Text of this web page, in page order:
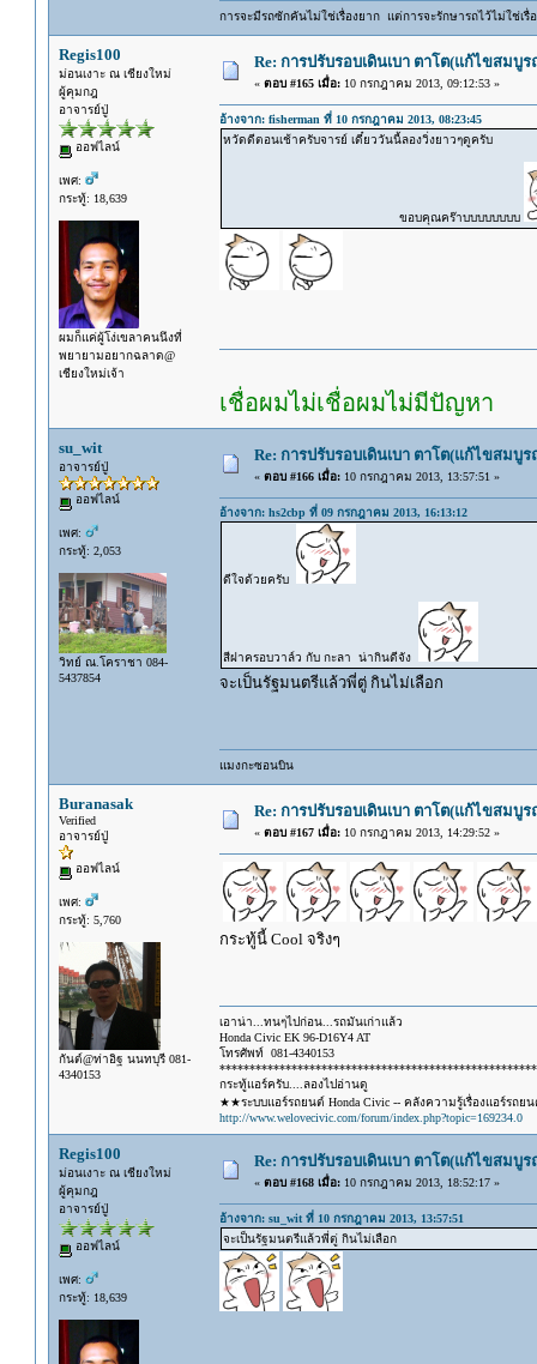
การจะมีรถซักคันไม่ใช่เรื่องยาก แต่การจะรักษารถไว้ไม่ใช่เรื่
Regis100
ม่อนเงาะ ณ เชียงใหม่
ผู้คุมกฎ
อาจารย์ปู่
ออฟไลน์
เพศ:
กระทู้: 18,639
ผมก็แค่ผู้โง่เขลาคนนึงที่
พยายามอยากฉลาด@
เชียงใหม่เจ้า
Re: การปรับรอบเดินเบา ตาโต(แก้ไขสมบู
« ตอบ #165 เมื่อ:10 กรกฎาคม 2013, 09:12:53 »
อ้างจาก: fisherman ที่ 10 กรกฎาคม 2013, 08:23:45
หวัดดีตอนเช้าครับจารย์ เดี๋ยววันนี้ลองวิ่งยาวๆดูครับ
ขอบคุณคร๊าบบบบบบบบ
เชื่อผมไม่เชื่อผมไม่มีปัญหา
su_wit
อาจารย์ปู่
ออฟไลน์
เพศ:
กระทู้: 2,053
วิทย์ ณ.โคราชา 084-
5437854
Re: การปรับรอบเดินเบา ตาโต(แก้ไขสมบู
« ตอบ #166 เมื่อ:10 กรกฎาคม 2013, 13:57:51 »
อ้างจาก: hs2cbp ที่ 09 กรกฎาคม 2013, 16:13:12
ดีใจด้วยครับ
สีฝาครอบวาล์ว กับ กะลา น่ากินดีจัง
จะเป็นรัฐมนตรีแล้วพี่ตู่ กินไม่เลือก
แมงกะซอนบิน
Buranasak
Verified
อาจารย์ปู่
ออฟไลน์
เพศ:
กระทู้: 5,760
กันต์@ท่าอิฐ นนทบุรี 081-
4340153
Re: การปรับรอบเดินเบา ตาโต(แก้ไขสมบู
« ตอบ #167 เมื่อ:10 กรกฎาคม 2013, 14:29:52 »
กระทู้นี้ Cool จริงๆ
เอาน่า...ทนๆไปก่อน...รถมันเก่าแล้ว
Honda Civic EK 96-D16Y4 AT
โทรศัพท์ 081-4340153
กระทู้แอร์ครับ....ลองไปอ่านดู
★★ระบบแอร์รถยนต์ Honda Civic -- คลังความรู้เรื่องแอร์รถย
http://www.welovecivic.com/forum/index.php?topic=169234.0
Regis100
ม่อนเงาะ ณ เชียงใหม่
ผู้คุมกฎ
อาจารย์ปู่
ออฟไลน์
เพศ:
กระทู้: 18,639
Re: การปรับรอบเดินเบา ตาโต(แก้ไขสมบู
« ตอบ #168 เมื่อ:10 กรกฎาคม 2013, 18:52:17 »
อ้างจาก: su_wit ที่ 10 กรกฎาคม 2013, 13:57:51
จะเป็นรัฐมนตรีแล้วพี่ตู่ กินไม่เลือก